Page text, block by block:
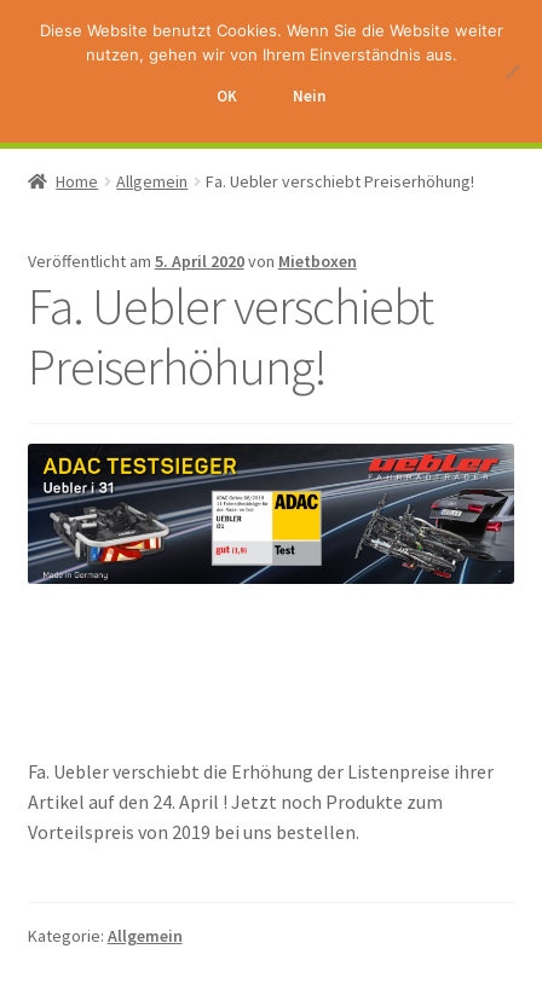
Zur
Zum
Home Allgemein Fa. Uebler verschiebt Preiserhöhung!
Veröffentlicht am 5. April 2020von Mietboxen
Fa. Uebler verschiebt
Preiserhöhung!
Fa. Uebler verschiebt die Erhöhung der Listenpreise ihrer
Artikel auf den 24. April ! Jetzt noch Produkte zum
Vorteilspreis von 2019 bei uns bestellen.
Kategorie: Allgemein
Diese Website benutzt Cookies. Wenn Sie die Website weiter
nutzen, gehen wir von Ihrem Einverständnis aus.
OK Nein